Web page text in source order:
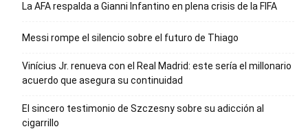
La AFA respalda a Gianni Infantino en plena crisis de la FIFA
Messi rompe el silencio sobre el futuro de Thiago
Vinícius Jr. renueva con el Real Madrid: este sería el millonario
acuerdo que asegura su continuidad
El sincero testimonio de Szczesny sobre su adicción al
cigarrillo